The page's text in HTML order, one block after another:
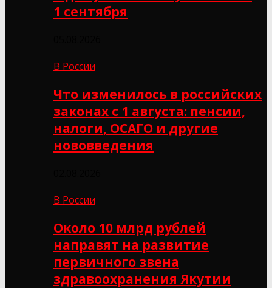
1 сентября
В России
Что изменилось в российских
законах с 1 августа: пенсии,
налоги, ОСАГО и другие
нововведения
В России
Около 10 млрд рублей
направят на развитие
первичного звена
здравоохранения Якутии